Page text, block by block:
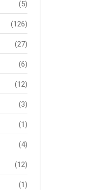
(5)
(126)
(27)
(6)
(12)
(3)
(1)
(4)
(12)
(1)